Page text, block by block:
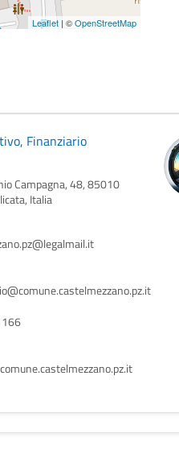
Leaflet | ©OpenStreetMap
Finanziario
Campagna, 48, 85010
Italia